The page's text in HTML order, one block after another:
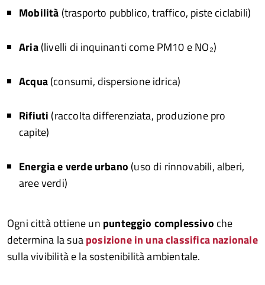
Mobilità (trasporto pubblico, traffico, piste ciclabili)
Aria(livelli di inquinanti come PM10 e NO₂)
Acqua(consumi, dispersione idrica)
Rifiuti (raccolta differenziata, produzione pro
capite)
Energia e verde urbano (uso di rinnovabili, alberi,
aree verdi)
Ogni città ottiene un punteggio complessivo che
determina la suaposizione in una classifica nazionale
sulla vivibilità e la sostenibilità ambientale.